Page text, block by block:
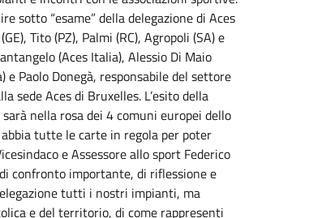
sotto “esame” della delegazione di Aces
Tito (PZ), Palmi (RC), Agropoli (SA) e
(Aces Italia), Alessio Di Maio
e Paolo Donegà, responsabile del settore
Aces di Bruxelles. L’esito della
nella rosa dei 4 comuni europei dello
tutte le carte in regola per poter
e Assessore allo sport Federico
confronto importante, di riflessione e
tutti i nostri impianti, ma
e del territorio, di come rappresenti